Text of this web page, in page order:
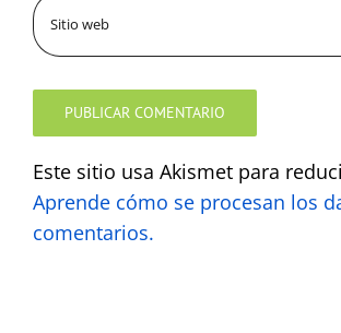
Este sitio usa Akismet para
Aprende cómo se procesan los
comentarios.